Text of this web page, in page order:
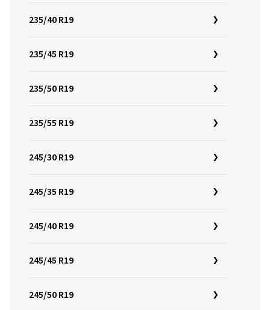
235/40 R19
235/45 R19
235/50 R19
235/55 R19
245/30 R19
245/35 R19
245/40 R19
245/45 R19
245/50 R19